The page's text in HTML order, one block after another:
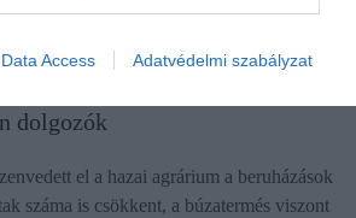
Data Access Adatvédelmi szabályzat
dolgozók
el a hazai agrárium a beruházások
száma is csökkent, a búzatermés viszont